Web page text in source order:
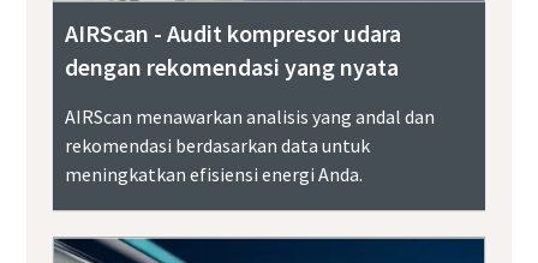
AIRScan - Audit kompresor udara
dengan rekomendasi yang nyata
AIRScan menawarkan analisis yang andal dan
rekomendasi berdasarkan data untuk
meningkatkan efisiensi energi Anda.